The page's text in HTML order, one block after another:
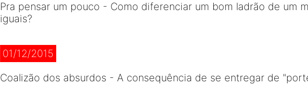
Pra pensar um pouco - Como diferenciar um bom ladrão de um
iguais?
01/12/2015
Coalizão dos absurdos - A consequência de se entregar de